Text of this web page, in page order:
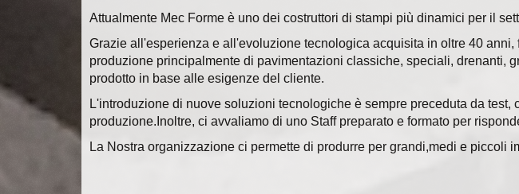
Attualmente Mec Forme è uno dei costruttori di stampi più dinamici per il
Grazie all'esperienza e all'evoluzione tecnologica acquisita in oltre 40
produzione principalmente di pavimentazioni classiche, speciali, drenanti,
prodotto in base alle esigenze del cliente.
L'introduzione di nuove soluzioni tecnologiche è sempre preceduta da
produzione.Inoltre, ci avvaliamo di uno Staff preparato e formato per
La Nostra organizzazione ci permette di produrre per grandi,medi e piccoli